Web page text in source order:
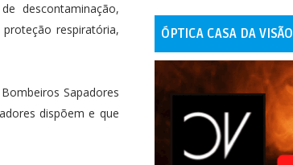
descontaminação,
respiratória,
Sapadores
dispõem e que
ÓPTICA CASA DA VISÃO